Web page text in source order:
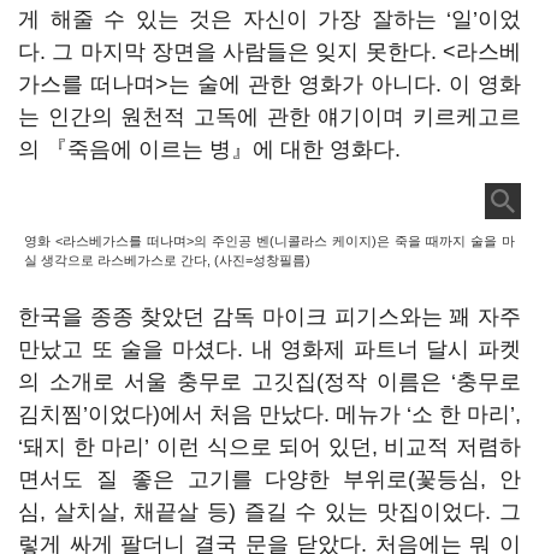
게 해줄 수 있는 것은 자신이 가장 잘하는 ‘일’이었
다. 그 마지막 장면을 사람들은 잊지 못한다. <라스베
가스를 떠나며>는 술에 관한 영화가 아니다. 이 영화
는 인간의 원천적 고독에 관한 얘기이며 키르케고르
의 『죽음에 이르는 병』에 대한 영화다.
영화 <라스베가스를 떠나며>의 주인공 벤(니콜라스 케이지)은 죽을 때까지 술을 마
실 생각으로 라스베가스로 간다, (사진=성창필름)
한국을 종종 찾았던 감독 마이크 피기스와는 꽤 자주
만났고 또 술을 마셨다. 내 영화제 파트너 달시 파켓
의 소개로 서울 충무로 고깃집(정작 이름은 ‘충무로
김치찜’이었다)에서 처음 만났다. 메뉴가 ‘소 한 마리’,
‘돼지 한 마리’ 이런 식으로 되어 있던, 비교적 저렴하
면서도 질 좋은 고기를 다양한 부위로(꽃등심, 안
심, 살치살, 채끝살 등) 즐길 수 있는 맛집이었다. 그
렇게 싸게 팔더니 결국 문을 닫았다. 처음에는 뭐 이